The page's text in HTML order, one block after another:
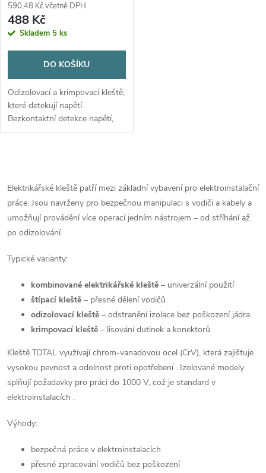
590,48 Kč včetně DPH
488 Kč
Skladem 5 ks
DO KOŠÍKU
Odizolovací a krimpovací kleště,
které detekují napětí.
Bezkontaktní detekce napětí,
odizolování, řezání a
v
l
á
d
p
r
v
k
Elektrikářské kleště patří mezi základní vybavení pro elektroinstalační
práce. Jsou navrženy pro bezpečnou manipulaci s vodiči a kabely a
umožňují provádění více operací jedním nástrojem – od stříhání až
po odizolování.
Typické varianty:
kombinované elektrikářské kleště – univerzální použití
štípací kleště – přesné dělení vodičů
odizolovací kleště – odstranění izolace bez poškození jádra
krimpovací kleště – lisování dutinek a konektorů
Kleště TOTAL využívají chrom-vanadovou ocel (CrV), která zajišťuje
vysokou pevnost a odolnost proti opotřebení . Izolované modely
splňují požadavky pro práci do 1000 V, což je standard v
elektroinstalacích .
Výhody:
bezpečná práce v elektroinstalacích
přesné zpracování vodičů bez poškození